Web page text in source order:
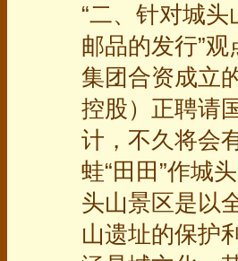
“二、针对城
邮品的发行”
集团合资成立
控股）正聘请
计，不久将会
蛙“田田”作城
头山景区是以
山遗址的保护